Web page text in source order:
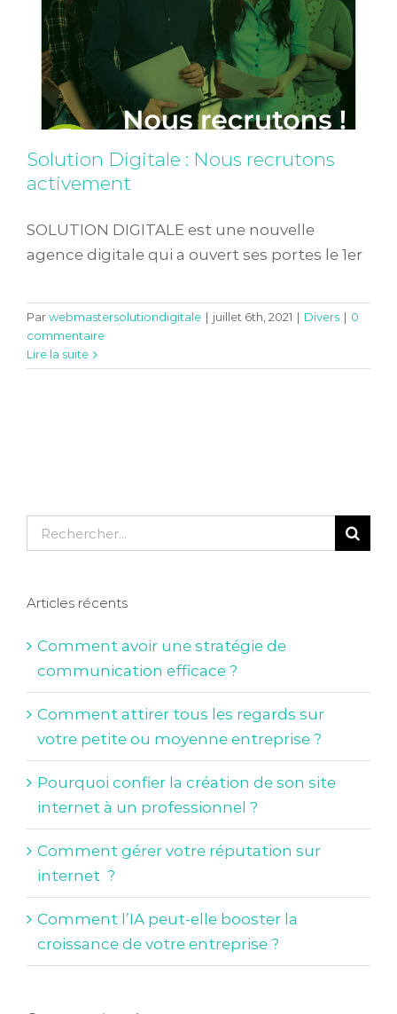
Solution Digitale : Nous recrutons
activement
SOLUTION DIGITALE est une nouvelle
agence digitale qui a ouvert ses portes le 1er
Parwebmastersolutiondigitale | juillet 6th, 2021 | Divers | 0
commentaire
Lire la suite
Rechercher:
Articles récents
Comment avoir une stratégie de
communication efficace ?
Comment attirer tous les regards sur
votre petite ou moyenne entreprise ?
Pourquoi confier la création de son site
internet à un professionnel ?
Comment gérer votre réputation sur
internet ?
Comment l’IA peut-elle booster la
croissance de votre entreprise ?